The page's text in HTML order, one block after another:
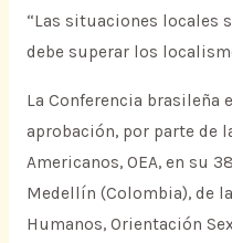
“Las situaciones locales
debe superar los
La Conferencia brasileña
aprobación, por parte de
Americanos, OEA, en su
Medellín (Colombia), de
Humanos, Orientación